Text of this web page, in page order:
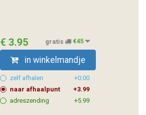
€ 3.95 gratis €45
in winkelmandje
zelf afhalen
+0.00
naar afhaalpunt
+3.99
adreszending
+5.99